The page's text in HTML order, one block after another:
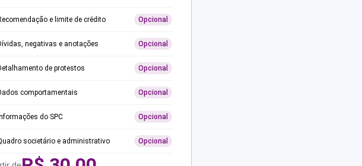
e limite de crédito Opcional
negativas e anotações Opcional
de protestos Opcional
comportamentais Opcional
do SPC Opcional
societário e administrativo Opcional